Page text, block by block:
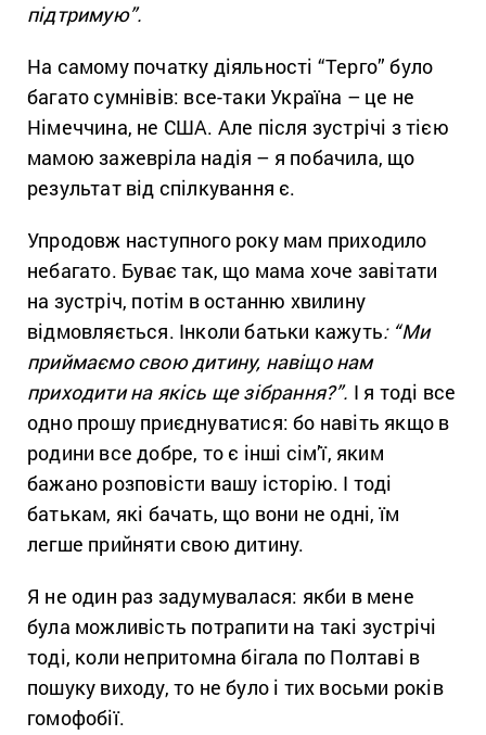
підтримую”.
На самому початку діяльності “Терго” було
багато сумнівів: все-таки Україна – це не
Німеччина, не США. Але після зустрічі з тією
мамою зажевріла надія – я побачила, що
результат від спілкування є.
Упродовж наступного року мам приходило
небагато. Буває так, що мама хоче завітати
на зустріч, потім в останню хвилину
відмовляється. Інколи батьки кажуть: “Ми
приймаємо свою дитину, навіщо нам
приходити на якісь ще зібрання?”. І я тоді все
одно прошу приєднуватися: бо навіть якщо в
родини все добре, то є інші сім’ї, яким
бажано розповісти вашу історію. І тоді
батькам, які бачать, що вони не одні, їм
легше прийняти свою дитину.
Я не один раз задумувалася: якби в мене
була можливість потрапити на такі зустрічі
тоді, коли непритомна бігала по Полтаві в
пошуку виходу, то не було і тих восьми років
гомофобії.